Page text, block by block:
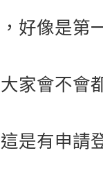
好像是第
家會不會
是有申請